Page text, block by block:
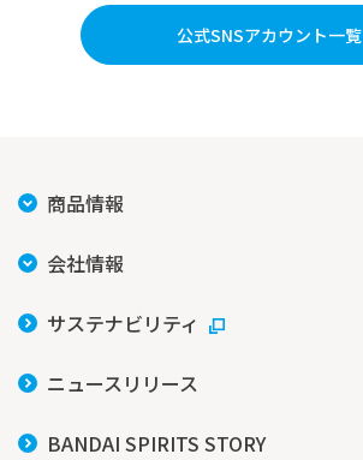
公式SNSアカウント一覧
商品情報
会社情報
サステナビリティ
ニュースリリース
BANDAI SPIRITS STORY